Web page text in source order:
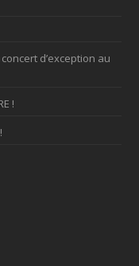
d’exception au
!